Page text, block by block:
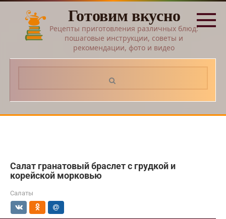
Перейти
контенту
Готовим вкусно
Рецепты приготовления различных блюд:
пошаговые инструкции, советы и
рекомендации, фото и видео
Салат гранатовый браслет с грудкой и
корейской морковью
Салаты